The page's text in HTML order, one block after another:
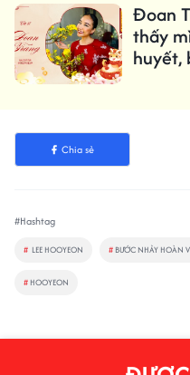
Đoan
thấy
huyết,
Chia sẻ
#Hashtag
# LEE HOOYEON # BƯỚC NHẢY HOÀN
# HOOYEON